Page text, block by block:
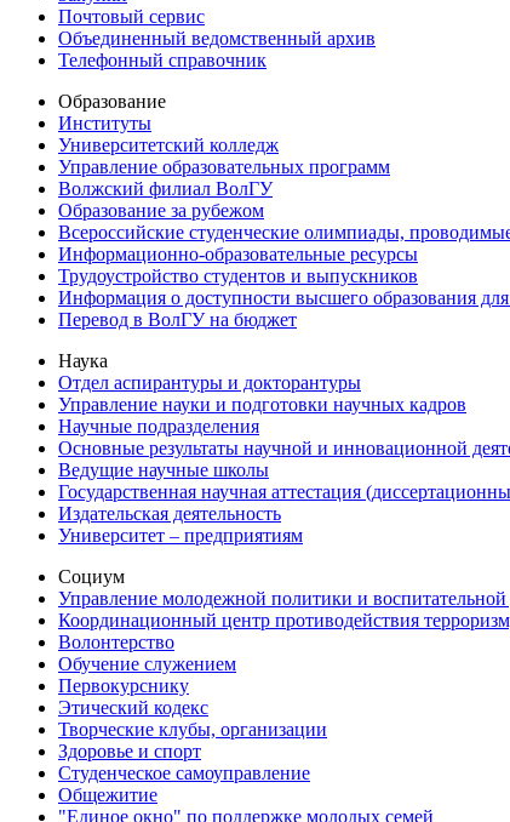
Почтовый сервис
Объединенный ведомственный архив
Телефонный справочник
Образование
Институты
Университетский колледж
Управление образовательных программ
Волжский филиал ВолГУ
Образование за рубежом
Всероссийские студенческие олимпиады,
Информационно-образовательные ресурсы
Трудоустройство студентов и выпускников
Информация о доступности высшего образования
Перевод в ВолГУ на бюджет
Наука
Отдел аспирантуры и докторантуры
Управление науки и подготовки научных кадров
Научные подразделения
Основные результаты научной и инновационной
Ведущие научные школы
Государственная научная аттестация
Издательская деятельность
Университет – предприятиям
Социум
Управление молодежной политики и воспитательной
Координационный центр противодействия
Волонтерство
Обучение служением
Первокурснику
Этический кодекс
Творческие клубы, организации
Здоровье и спорт
Студенческое самоуправление
Общежитие
"Единое окно" по поддержке молодых семей